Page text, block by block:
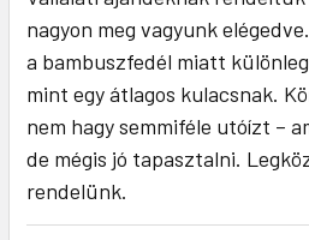
nagyon meg vagyunk
a bambuszfedél miatt
mint egy átlagos kulacsnak.
nem hagy semmiféle utóízt –
de mégis jó tapasztalni.
rendelünk.